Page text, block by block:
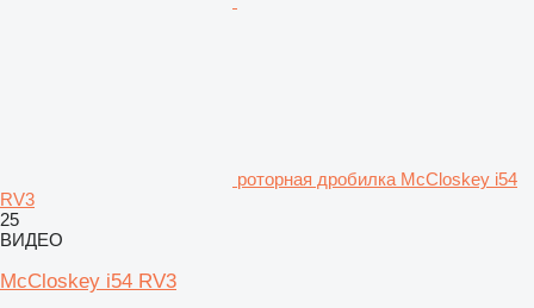
роторная дробилка McCloskey i54
RV3
25
ВИДЕО
McCloskey i54 RV3